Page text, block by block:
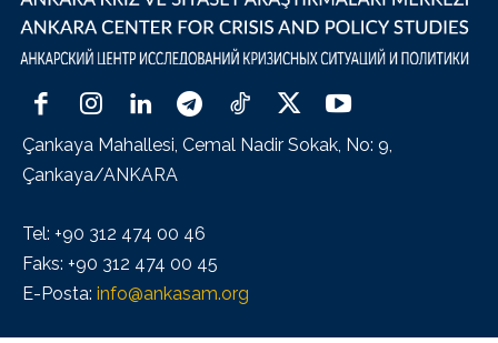
Çankaya Mahallesi, Cemal Nadir Sokak, No: 9,
Çankaya/ANKARA
Tel: +90 312 474 00 46
Faks: +90 312 474 00 45
E-Posta: info@ankasam.org